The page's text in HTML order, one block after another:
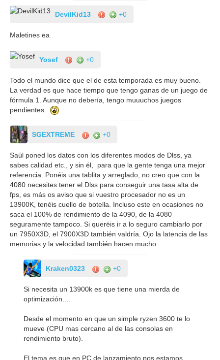
DevilKid13 +0
Maletines ea
Yosef +0
Todo el mundo dice que el de esta temporada es muy bueno.
La verdad es que hace tiempo que tengo ganas de un juego de
fórmula 1. Aunque no debería, tengo muuuchos juegos
pendientes.
SGEXTREME +0
Saúl poned los datos con los diferentes modos de Dlss, ya
sabes calidad etc., y sin él, para que la gente tenga una mejor
referencia. Ponéis una tablita y arreglado, no creo que con la
4080 necesites tener el Dlss para conseguir una tasa alta de
fps, es más os aviso que si vuestro procesador no es un
13900K, tenéis cuello de botella. Incluso este en ocasiones no
saca el 100% de rendimiento de la 4090, de la 4080
seguramente tampoco. Si queréis ir a lo seguro cambiarlo por
un 7950X3D, el 7900X3D también valdría. Ojo la latencia de las
memorias y la velocidad también hacen mucho.
Kraken0323 +0
Si necesita un 13900k es que tiene una mierda de
optimización....
Desde el momento en que un simple ryzen 3600 te lo
mueve (CPU mas cercano al de las consolas en
rendimiento bruto).
El tema es que en PC de lanzamiento nos estamos